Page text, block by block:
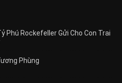
Phú Rockefeller Gửi Cho Con Trai
Phùng